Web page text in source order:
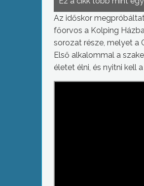
Az időskor
főorvos a Kolping
sorozat része, melyet a
Első alkalommal a
életet élni, és nyitni kell